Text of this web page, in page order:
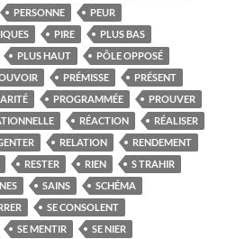
PERSONNE
PEUR
PIRE
PLUS BAS
PLUS HAUT
PÔLE OPPOSÉ
PRÉMISSE
PRÉSENT
PROGRAMMÉE
PROUVER
RÉACTION
RÉALISER
RELATION
RENDEMENT
RESTER RIEN
S TRAHIR
SAINS
SCHÉMA
SE CONSOLENT
SE MENTIR
SE NIER